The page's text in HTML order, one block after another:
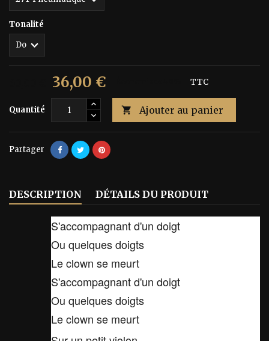
Tonalité
36,00 € TTC
Quantité  Ajouter au panier
Partager
DESCRIPTION DÉTAILS DU PRODUIT
S'accompagnant d'un doigt
Ou quelques doigts
Le clown se meurt
S'accompagnant d'un doigt
Ou quelques doigts
Le clown se meurt